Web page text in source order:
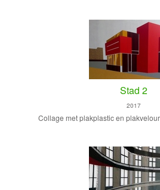
Stad 2
2017
Collage met plakplastic en